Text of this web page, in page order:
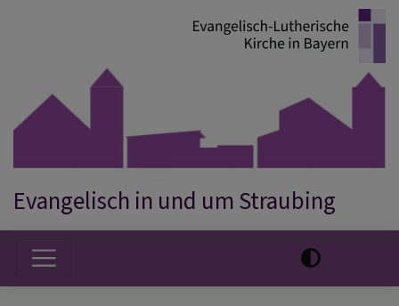
Evangelisch in und um Straubing
Hauptnavigation